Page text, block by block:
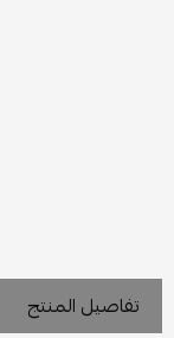
تفاصيل المنتج